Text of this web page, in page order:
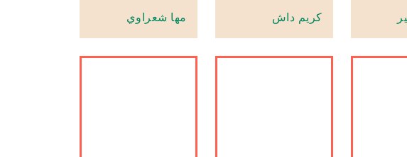
كريم داش مها شعراوي